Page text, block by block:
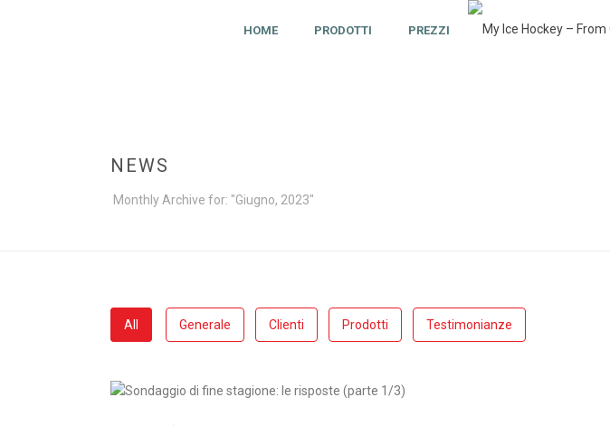
HOME PRODOTTI PREZZI
NEWS
Monthly Archive for: "Giugno, 2023"
All Generale Clienti Prodotti Testimonianze